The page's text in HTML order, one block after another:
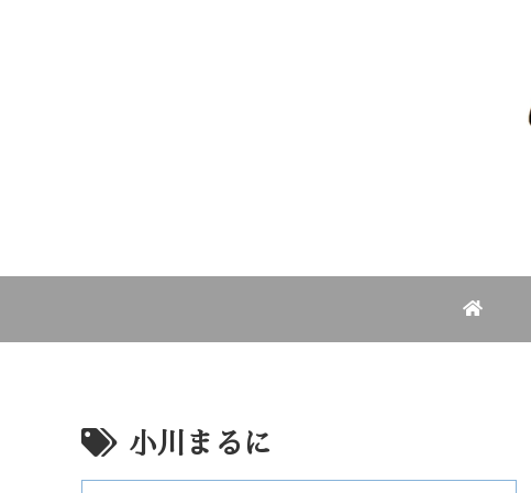
小川まるに